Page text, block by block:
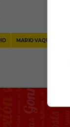
MARIO VAQUERIZO